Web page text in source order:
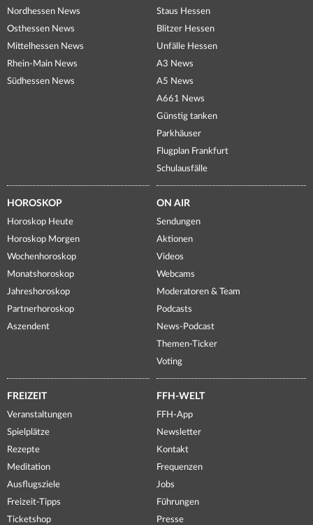
Nordhessen News
Osthessen News
Mittelhessen News
Rhein-Main News
Südhessen News
Staus Hessen
Blitzer Hessen
Unfälle Hessen
A3 News
A5 News
A661 News
Günstig tanken
Parkhäuser
Flugplan Frankfurt
Schulausfälle
HOROSKOP
Horoskop Heute
Horoskop Morgen
Wochenhoroskop
Monatshoroskop
Jahreshoroskop
Partnerhoroskop
Aszendent
ON AIR
Sendungen
Aktionen
Videos
Webcams
Moderatoren & Team
Podcasts
News-Podcast
Themen-Ticker
Voting
FREIZEIT
Veranstaltungen
Spielplätze
Rezepte
Meditation
Ausflugsziele
Freizeit-Tipps
Ticketshop
FFH-WELT
FFH-App
Newsletter
Kontakt
Frequenzen
Jobs
Führungen
Presse